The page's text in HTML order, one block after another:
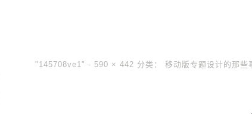
"145708ve1" - 590 × 442 分类： 移动版专题设计的那些